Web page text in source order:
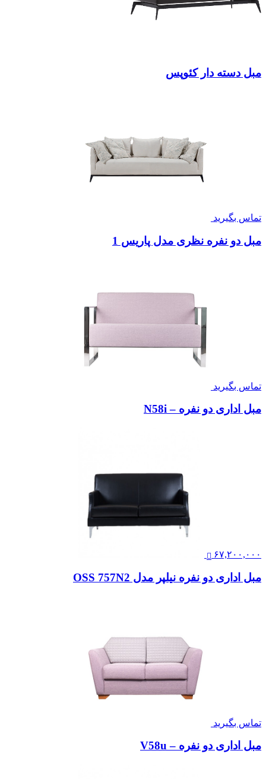
مبل دسته دار کئوپس
تماس بگیرید
مبل دو نفره نظری مدل پاریس 1
تماس بگیرید
مبل اداری دو نفره – N58i
۶۷,۲۰۰,۰۰۰
مبل اداری دو نفره نیلپر مدل OSS 757N2
تماس بگیرید
مبل اداری دو نفره – V58u